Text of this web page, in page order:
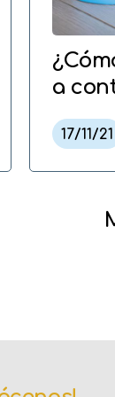
a
17/11/21